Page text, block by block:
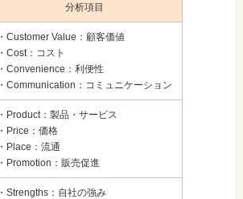
分析項目
・Customer Value：顧客価値
・Cost：コスト
・Convenience：利便性
・Communication：コミュニケーション
・Product：製品・サービス
・Price：価格
・Place：流通
・Promotion：販売促進
・Strengths：自社の強み